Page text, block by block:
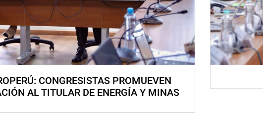
CONGRESISTAS PROMUEVEN
AL TITULAR DE ENERGÍA Y MINAS